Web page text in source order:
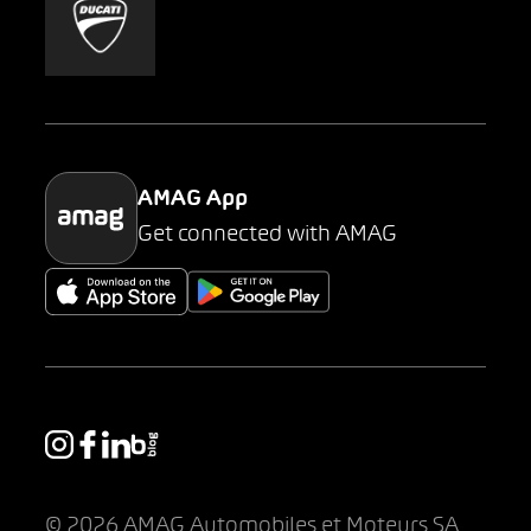
Mobility-as-a-Service
Parking
AMAG App
Get connected with AMAG